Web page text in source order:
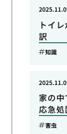
トイ
訳
知識
家の
応急処
害虫